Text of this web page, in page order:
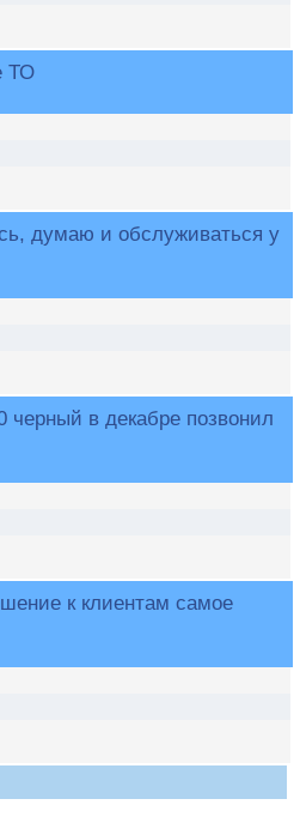
ТО
думаю и обслуживаться у
черный в декабре позвонил
к клиентам самое